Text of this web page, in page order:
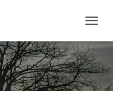
A
M
B
I
A